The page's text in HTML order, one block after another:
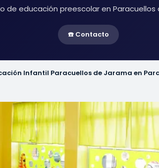
de educación preescolar en Paracuellos
☎️ Contacto
Infantil Paracuellos de Jarama en